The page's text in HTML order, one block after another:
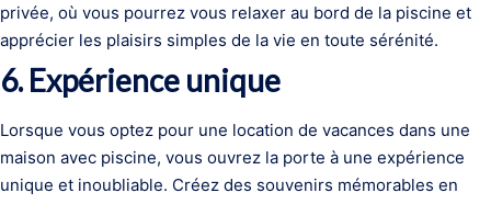
privée, où vous pourrez vous relaxer au bord de la piscine et
apprécier les plaisirs simples de la vie en toute sérénité.
6. Expérience unique
Lorsque vous optez pour une location de vacances dans une
maison avec piscine, vous ouvrez la porte à une expérience
unique et inoubliable. Créez des souvenirs mémorables en